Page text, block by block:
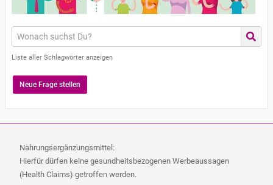
Liste aller Schlagwörter anzeigen
Neue Frage stellen
Nahrungsergänzungsmittel:
Hierfür dürfen keine gesundheitsbezogenen Werbeaussagen
(Health Claims) getroffen werden.